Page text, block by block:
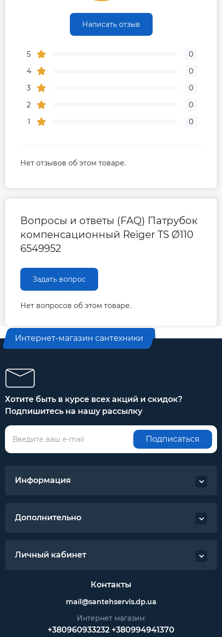
Написать отзыв
5
0
4
0
3
0
2
0
1
0
Нет отзывов об этом товаре.
Вопросы и ответы (FAQ) Патрубок
компенсационный Reiger TS Ø110
6549952
Задать вопрос
Нет вопросов об этом товаре.
Интернет-магазин сантехники
Хотите быть в курсе всех акций и скидок?
Подпишитесь на нашу рассылку
Подписаться
Информация
Дополнительно
Личный кабинет
Контакты
mail@santehservis.dp.ua
Интернет магазин:
+380960933232 +380994941370